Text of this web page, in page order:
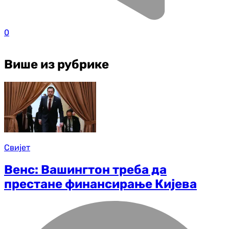
0
Више из рубрике
Свијет
Венс: Вашингтон треба да
престане финансирање Кијева